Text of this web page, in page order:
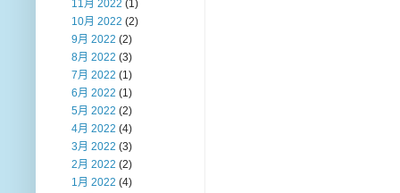
11月 2022 (1)
10月 2022 (2)
9月 2022 (2)
8月 2022 (3)
7月 2022 (1)
6月 2022 (1)
5月 2022 (2)
4月 2022 (4)
3月 2022 (3)
2月 2022 (2)
1月 2022 (4)